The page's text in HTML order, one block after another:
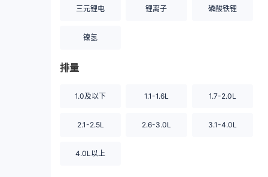
三元锂电 锂离子 磷酸铁锂
镍氢
排量
1.0及以下 1.1-1.6L 1.7-2.0L
2.1-2.5L 2.6-3.0L 3.1-4.0L
4.0L以上